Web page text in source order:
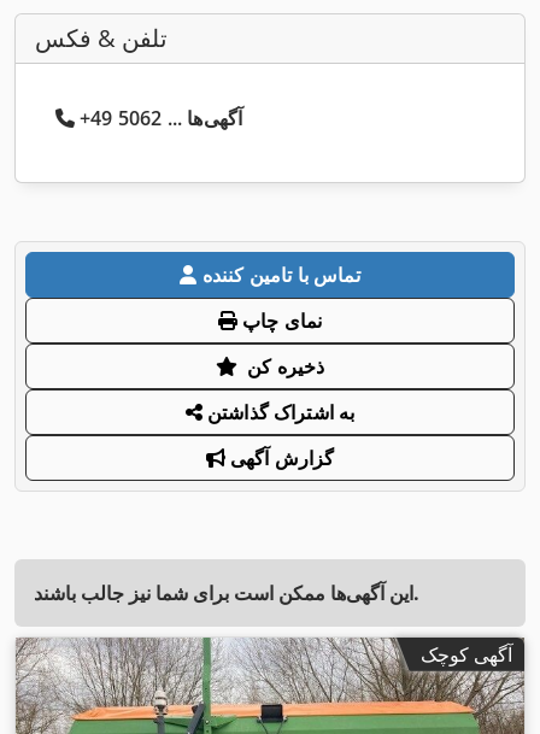
تلفن & فکس
+49 5062 ... آگهی‌ها
تماس با تامین کننده
نمای چاپ
ذخیره کن
به اشتراک گذاشتن
گزارش آگهی
این آگهی‌ها ممکن است برای شما نیز جالب باشند.
آگهی کوچک